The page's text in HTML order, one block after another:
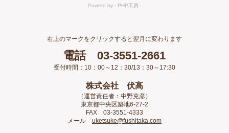
右上のマークをクリックすると翌月に変わります
電話 03-3551-2661
受付時間：10：00～12：30/13：30～17:30
株式会社 伏高
（運営責任者：中野克彦）
東京都中央区築地6-27-2
FAX 03-3551-4333
メール uketsuke@fushitaka.com